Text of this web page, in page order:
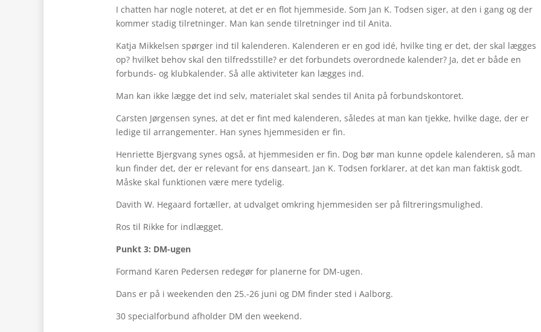
I chatten har nogle noteret, at det er en flot hjemmeside. Som Jan K. Todsen siger, at den i gang og der
kommer stadig tilretninger. Man kan sende tilretninger ind til Anita.
Katja Mikkelsen spørger ind til kalenderen. Kalenderen er en god idé, hvilke ting er det, der skal lægges
op? hvilket behov skal den tilfredsstille? er det forbundets overordnede kalender? Ja, det er både en
forbunds- og klubkalender. Så alle aktiviteter kan lægges ind.
Man kan ikke lægge det ind selv, materialet skal sendes til Anita på forbundskontoret.
Carsten Jørgensen synes, at det er fint med kalenderen, således at man kan tjekke, hvilke dage, der er
ledige til arrangementer. Han synes hjemmesiden er fin.
Henriette Bjergvang synes også, at hjemmesiden er fin. Dog bør man kunne opdele kalenderen, så man
kun finder det, der er relevant for ens danseart. Jan K. Todsen forklarer, at det kan man faktisk godt.
Måske skal funktionen være mere tydelig.
Davith W. Hegaard fortæller, at udvalget omkring hjemmesiden ser på filtreringsmulighed.
Ros til Rikke for indlægget.
Punkt 3: DM-ugen
Formand Karen Pedersen redegør for planerne for DM-ugen.
Dans er på i weekenden den 25.-26 juni og DM finder sted i Aalborg.
30 specialforbund afholder DM den weekend.